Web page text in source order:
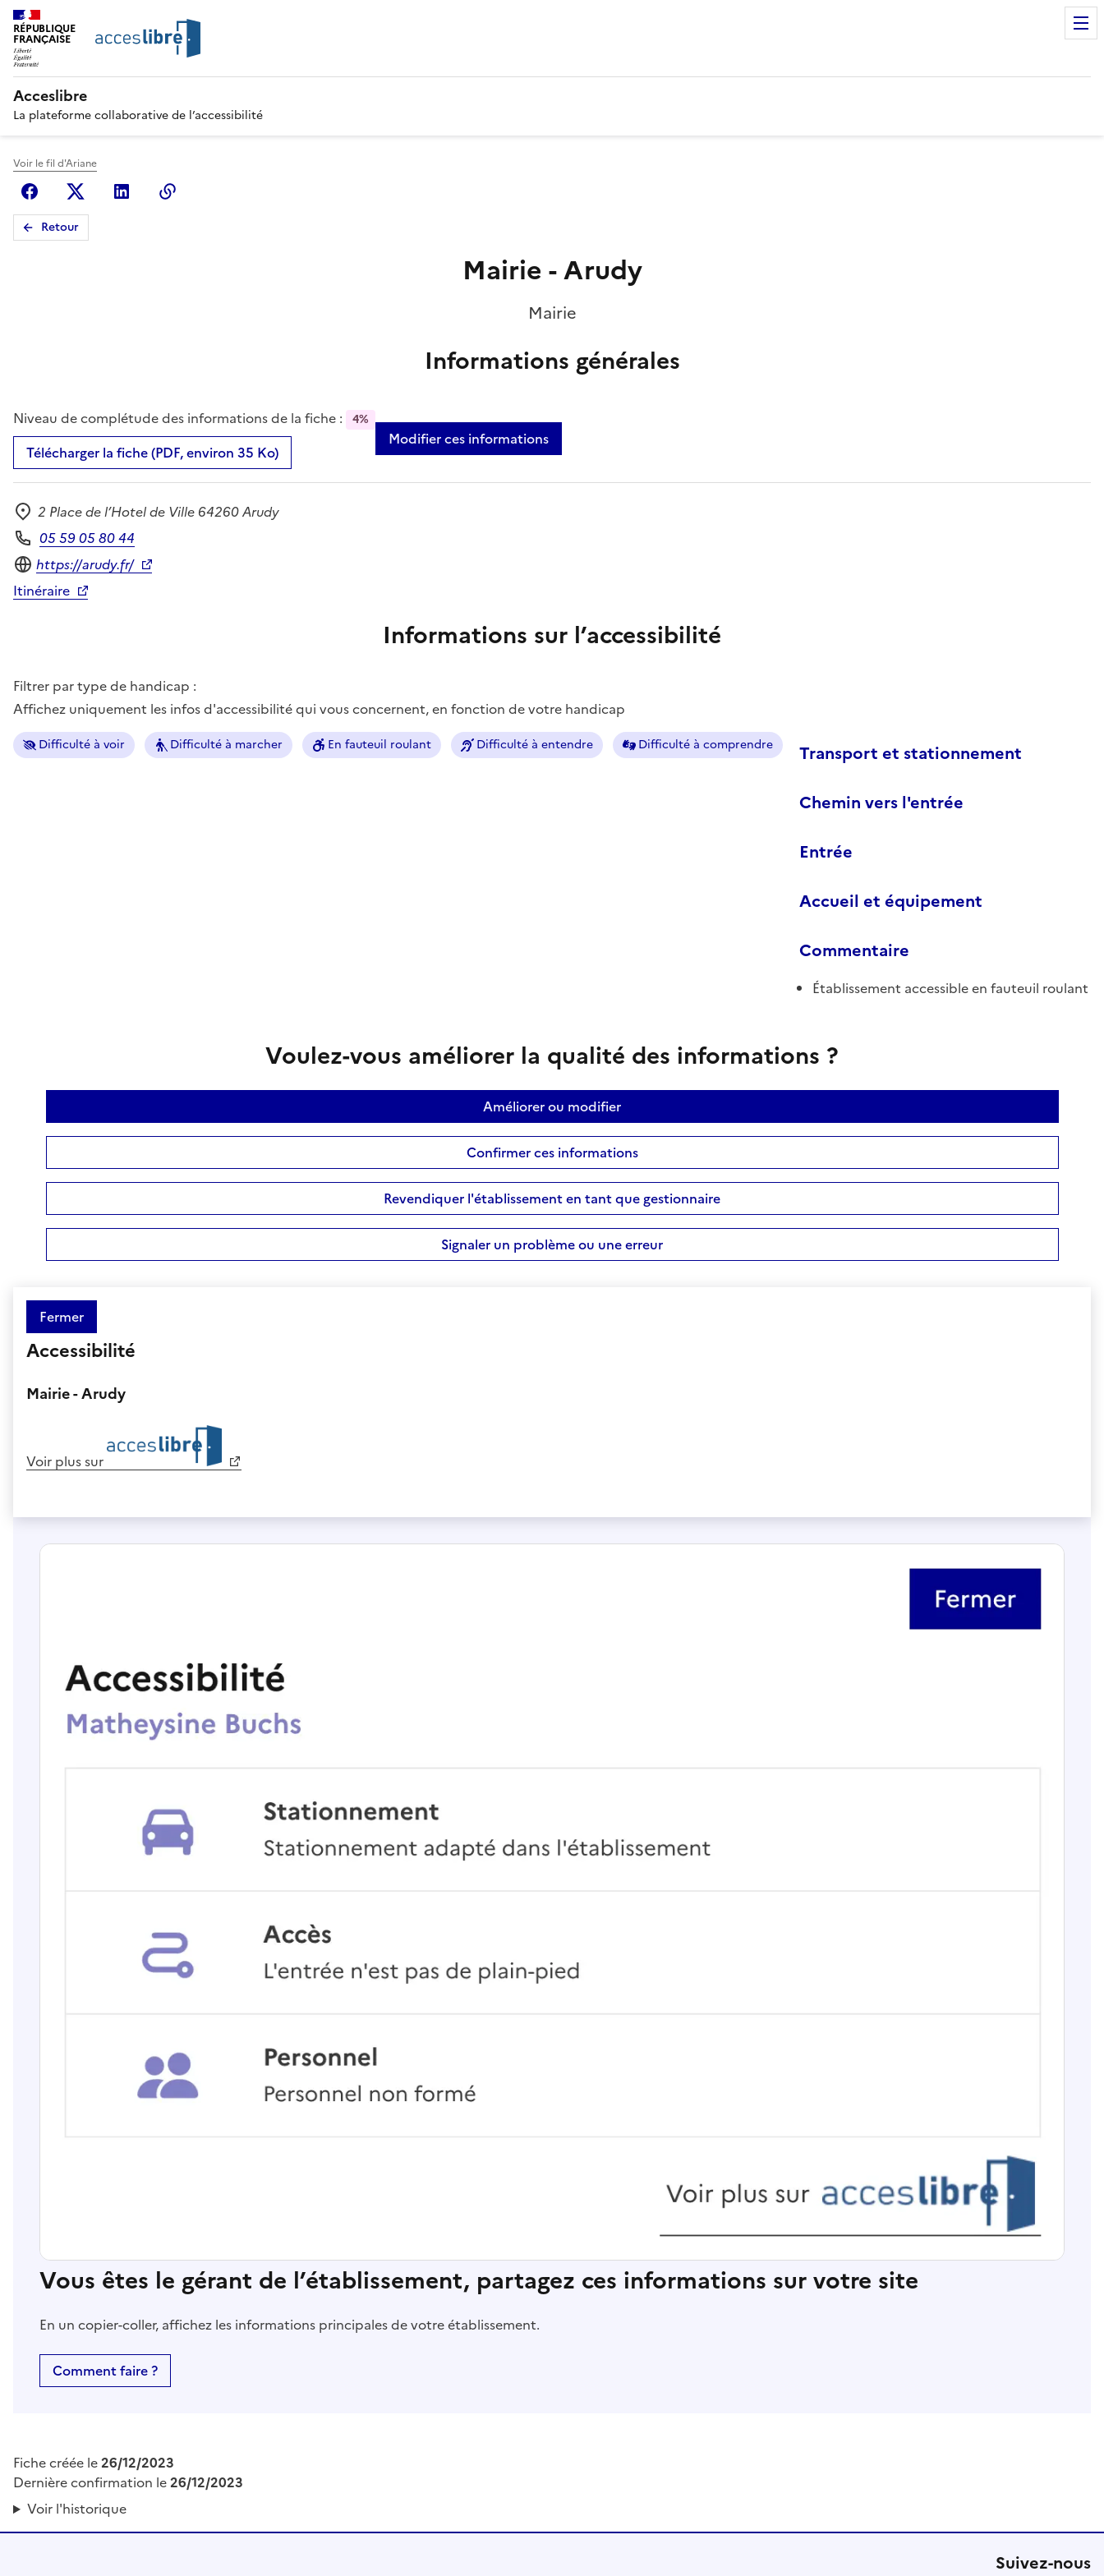
RÉPUBLIQUE
FRANÇAISE
Acceslibre
La plateforme collaborative de l’accessibilité
Voir le fil d'Ariane
FacebookX (anciennement Twitter)
Linkedin
Retour
Mairie - Arudy
Mairie
Informations générales
Niveau de complétude des informations de la fiche : 4%
Télécharger la fiche (PDF, environ 35 Ko)
Modifier ces informations
Adresse
2 Place de l’Hotel de Ville 64260 Arudy
Téléphone
05 59 05 80 44
Site internet
https://arudy.fr/
Itinéraire
Informations sur l’accessibilité
Filtrer par type de handicap :
Affichez uniquement les infos d'accessibilité qui vous concernent, en fonction de votre handicap
Difficulté à voir Difficulté à marcher En fauteuil roulant Difficulté à entendre Difficulté à comprendre
Transport et stationnement
Chemin vers l'entrée
Entrée
Accueil et équipement
Commentaire
Établissement accessible en fauteuil roulant
Voulez-vous améliorer la qualité des informations ?
Améliorer ou modifier
Confirmer ces informations
Revendiquer l'établissement en tant que gestionnaire
Signaler un problème ou une erreur
Fermer
Accessibilité
Mairie - Arudy
Voir plus sur
Vous êtes le gérant de l’établissement, partagez ces informations sur votre site
En un copier-coller, affichez les informations principales de votre établissement.
Comment faire ?
Fiche créée le26/12/2023
Dernière confirmation le26/12/2023
Voir l'historique
Suivez-nous